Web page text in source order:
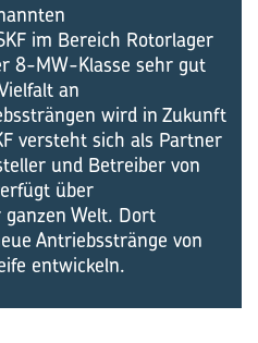
im Bereich Rotorlager
8-MW-Klasse sehr gut
an
wird in Zukunft
versteht sich als Partner
und Betreiber von
über
Welt. Dort
Antriebsstränge von
entwickeln.